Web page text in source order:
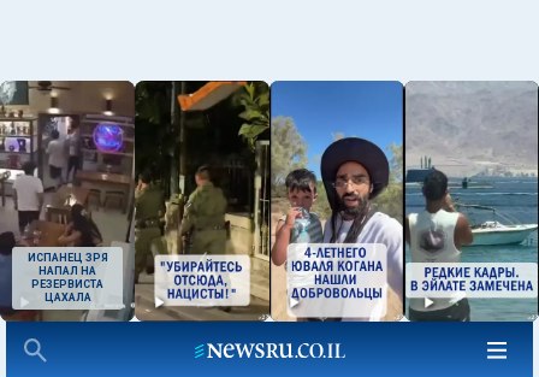
ИСПАНЕЦ ЗРЯ
НАПАЛ НА
РЕЗЕРВИСТА
ЦАХАЛА